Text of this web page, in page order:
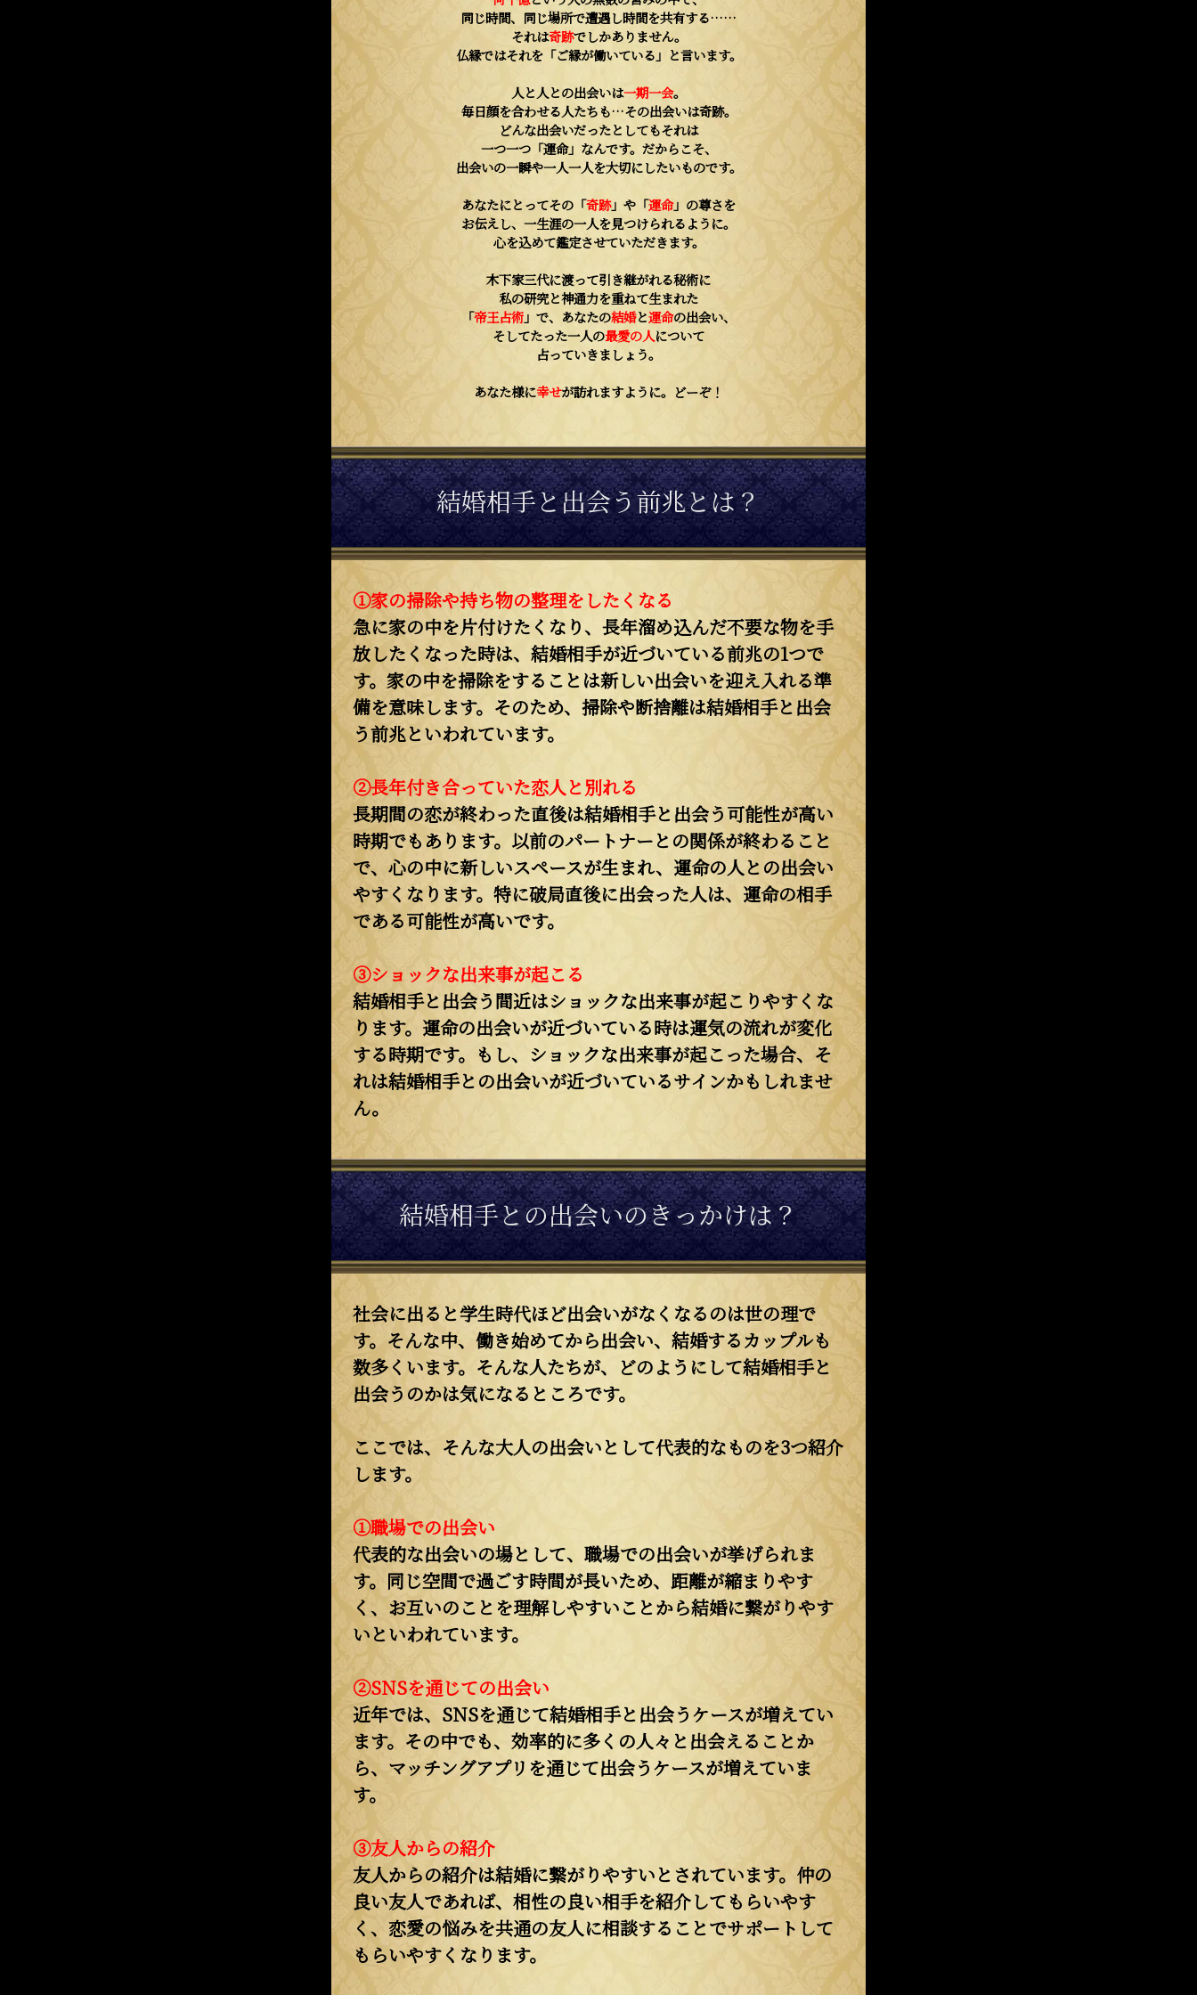
同じ時間、同じ場所で遭遇し時間を共有する……
それは奇跡でしかありません。
仏縁ではそれを「ご縁が働いている」と言います。
人と人との出会いは一期一会。
毎日顔を合わせる人たちも…その出会いは奇跡。
どんな出会いだったとしてもそれは
一つ一つ「運命」なんです。だからこそ、
出会いの一瞬や一人一人を大切にしたいものです。
あなたにとってその「奇跡」や「運命」の尊さを
お伝えし、一生涯の一人を見つけられるように。
心を込めて鑑定させていただきます。
木下家三代に渡って引き継がれる秘術に
私の研究と神通力を重ねて生まれた
「帝王占術」で、あなたの結婚と運命の出会い、
そしてたった一人の最愛の人について
占っていきましょう。
あなた様に幸せが訪れますように。どーぞ！
結婚相手と出会う前兆とは？
①家の掃除や持ち物の整理をしたくなる
急に家の中を片付けたくなり、長年溜め込んだ不要な物を手
放したくなった時は、結婚相手が近づいている前兆の1つで
す。家の中を掃除をすることは新しい出会いを迎え入れる準
備を意味します。そのため、掃除や断捨離は結婚相手と出会
う前兆といわれています。
②長年付き合っていた恋人と別れる
長期間の恋が終わった直後は結婚相手と出会う可能性が高い
時期でもあります。以前のパートナーとの関係が終わること
で、心の中に新しいスペースが生まれ、運命の人との出会い
やすくなります。特に破局直後に出会った人は、運命の相手
である可能性が高いです。
③ショックな出来事が起こる
結婚相手と出会う間近はショックな出来事が起こりやすくな
ります。運命の出会いが近づいている時は運気の流れが変化
する時期です。もし、ショックな出来事が起こった場合、そ
れは結婚相手との出会いが近づいているサインかもしれませ
ん。
結婚相手との出会いのきっかけは？
社会に出ると学生時代ほど出会いがなくなるのは世の理で
す。そんな中、働き始めてから出会い、結婚するカップルも
数多くいます。そんな人たちが、どのようにして結婚相手と
出会うのかは気になるところです。
ここでは、そんな大人の出会いとして代表的なものを3つ紹介
します。
①職場での出会い
代表的な出会いの場として、職場での出会いが挙げられま
す。同じ空間で過ごす時間が長いため、距離が縮まりやす
く、お互いのことを理解しやすいことから結婚に繋がりやす
いといわれています。
②SNSを通じての出会い
近年では、SNSを通じて結婚相手と出会うケースが増えてい
ます。その中でも、効率的に多くの人々と出会えることか
ら、マッチングアプリを通じて出会うケースが増えていま
す。
③友人からの紹介
友人からの紹介は結婚に繋がりやすいとされています。仲の
良い友人であれば、相性の良い相手を紹介してもらいやす
く、恋愛の悩みを共通の友人に相談することでサポートして
もらいやすくなります。